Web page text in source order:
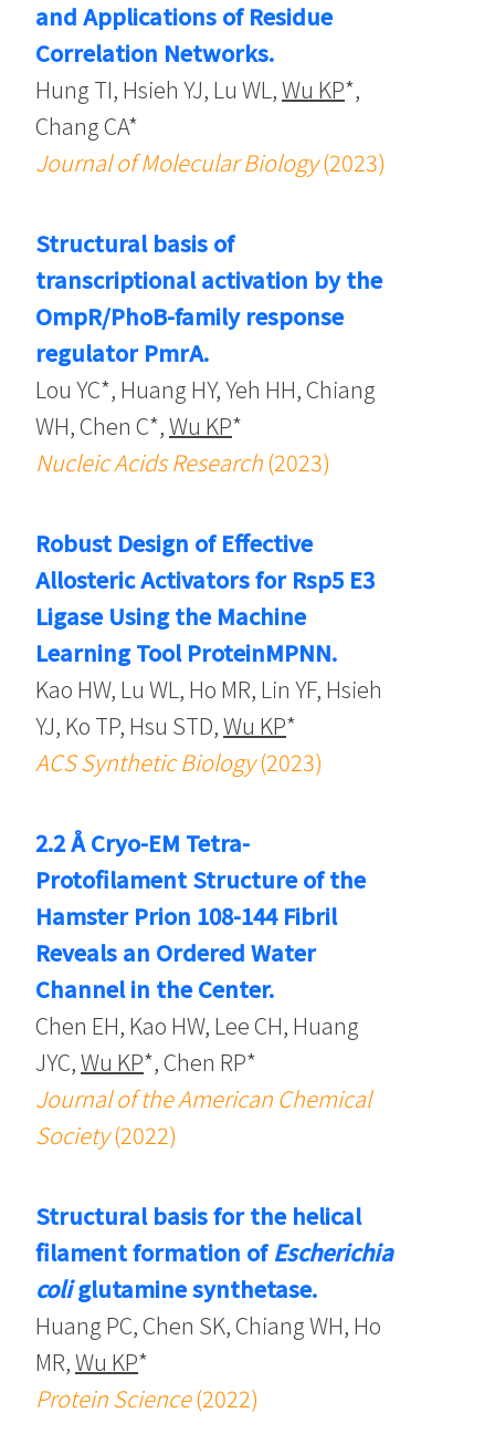
and Applications of Residue
Correlation Networks.
Hung TI, Hsieh YJ, Lu WL,Wu KP*,
Chang CA*
Journal of Molecular Biology(2023)
Structural basis of
transcriptional activation by the
OmpR/PhoB-family response
regulator PmrA.
Lou YC*, Huang HY, Yeh HH, Chiang
WH, Chen C*,Wu KP*
Nucleic Acids Research(2023)
Robust Design of Effective
Allosteric Activators for Rsp5 E3
Ligase Using the Machine
Learning Tool ProteinMPNN.
Kao HW, Lu WL, Ho MR, Lin YF, Hsieh
YJ, Ko TP, Hsu STD,Wu KP*
ACS Synthetic Biology(2023)
2.2 Å Cryo-EM Tetra-
Protofilament Structure of the
Hamster Prion 108-144 Fibril
Reveals an Ordered Water
Channel in the Center.
Chen EH, Kao HW, Lee CH, Huang
JYC,Wu KP*, Chen RP*
Journal of the American Chemical
Society(2022)
Structural basis for the helical
filament formation of Escherichia
coliglutamine synthetase.
Huang PC, Chen SK, Chiang WH, Ho
MR,Wu KP*
Protein Science(2022)